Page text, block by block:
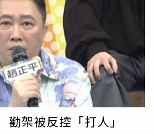
處罰條例》第78條規定，可處新
勸架被反控「打人」